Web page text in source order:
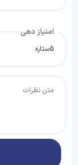
امتیاز دهی